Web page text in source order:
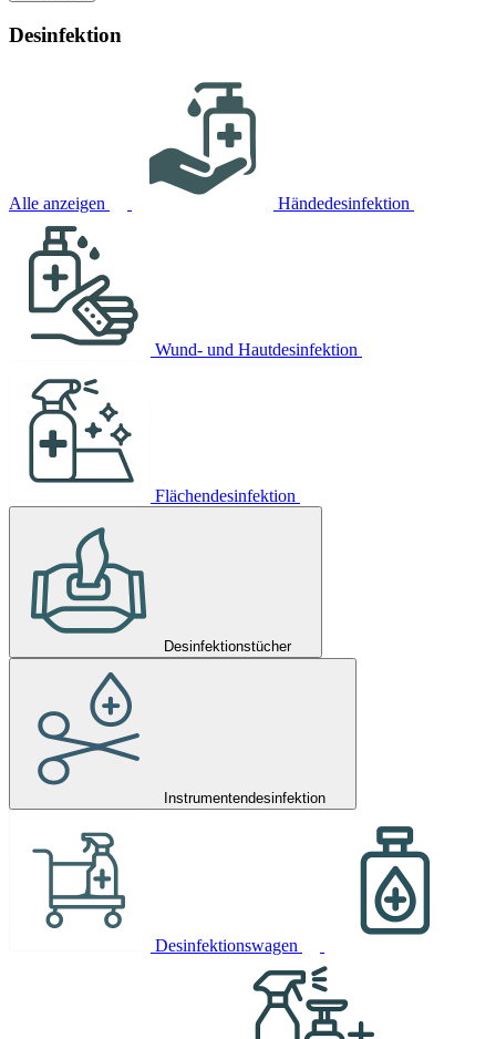
Desinfektion
Alle anzeigen Händedesinfektion
Wund- und Hautdesinfektion
Flächendesinfektion
Desinfektionstücher
Instrumentendesinfektion
Desinfektionswagen